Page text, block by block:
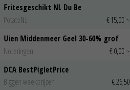
Fritesgeschikt NL Du Be
PotatoNL
€ 15,00 ~
Uien Middenmeer Geel 30-60% grof
Noteringen
€ 0,00 ~
DCA BestPigletPrice
Biggen weekprijzen
€ 26,50